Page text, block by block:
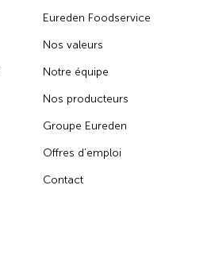
Eureden Foodservice
Nos valeurs
Notre équipe
Nos producteurs
Groupe Eureden
Offres d’emploi
Contact